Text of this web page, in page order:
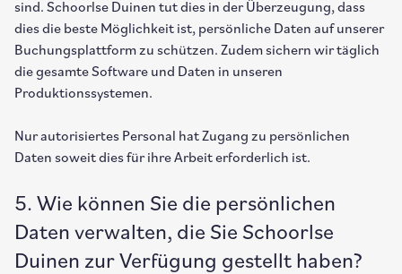
sind. Schoorlse Duinen tut dies in der Überzeugung, dass
dies die beste Möglichkeit ist, persönliche Daten auf unserer
Buchungsplattform zu schützen. Zudem sichern wir täglich
die gesamte Software und Daten in unseren
Produktionssystemen.
Nur autorisiertes Personal hat Zugang zu persönlichen
Daten soweit dies für ihre Arbeit erforderlich ist.
5. Wie können Sie die persönlichen
Daten verwalten, die Sie Schoorlse
Duinen zur Verfügung gestellt haben?